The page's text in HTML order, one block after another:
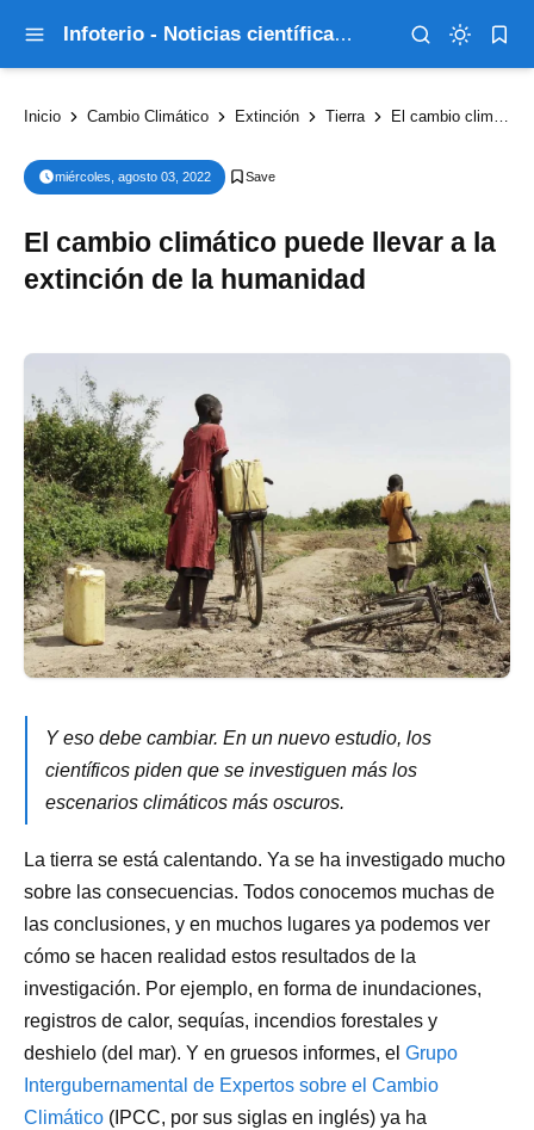
Infoterio - Noticias científicas que explican el mundo
Inicio Cambio Climático Extinción Tierra El cambio climático puede llevar a la extinción de la humanidad
miércoles, agosto 03, 2022
El cambio climático puede llevar a la
extinción de la humanidad
Y eso debe cambiar. En un nuevo estudio, los
científicos piden que se investiguen más los
escenarios climáticos más oscuros.
La tierra se está calentando. Ya se ha investigado mucho
sobre las consecuencias. Todos conocemos muchas de
las conclusiones, y en muchos lugares ya podemos ver
cómo se hacen realidad estos resultados de la
investigación. Por ejemplo, en forma de inundaciones,
registros de calor, sequías, incendios forestales y
deshielo (del mar). Y en gruesos informes, el Grupo
Intergubernamental de Expertos sobre el Cambio
Climático (IPCC, por sus siglas en inglés) ya ha